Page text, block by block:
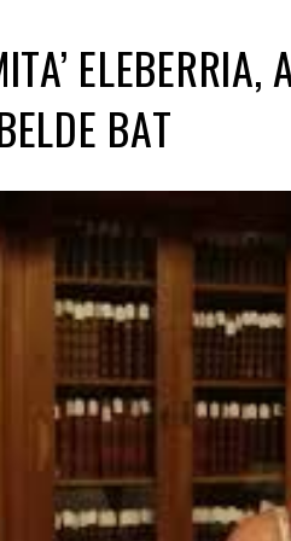
BAT